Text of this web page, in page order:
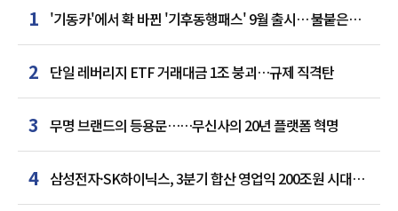
1 '기동카'에서 확 바뀐 '기후동행패스' 9월 출시… 불붙은
카드사 경쟁
2 단일 레버리지 ETF 거래대금 1조 붕괴…규제 직격탄
3 무명 브랜드의 등용문……무신사의 20년 플랫폼 혁명
4 삼성전자·SK하이닉스, 3분기 합산 영업익 200조원 시대
여나…中 추격은 부담